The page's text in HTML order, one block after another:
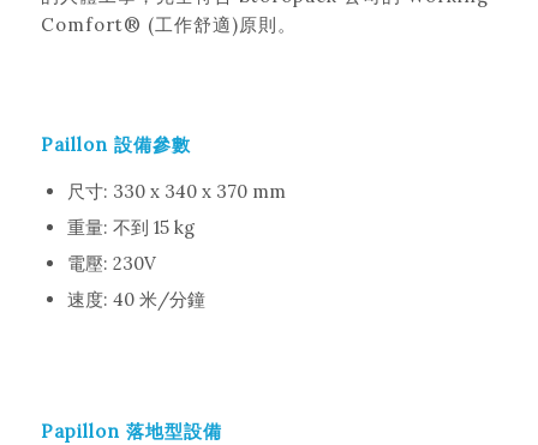
Comfort® (工作舒適)原則。
Paillon 設備參數
尺寸: 330 x 340 x 370 mm
重量: 不到 15 kg
電壓: 230V
速度: 40 米/分鐘
Papillon 落地型設備